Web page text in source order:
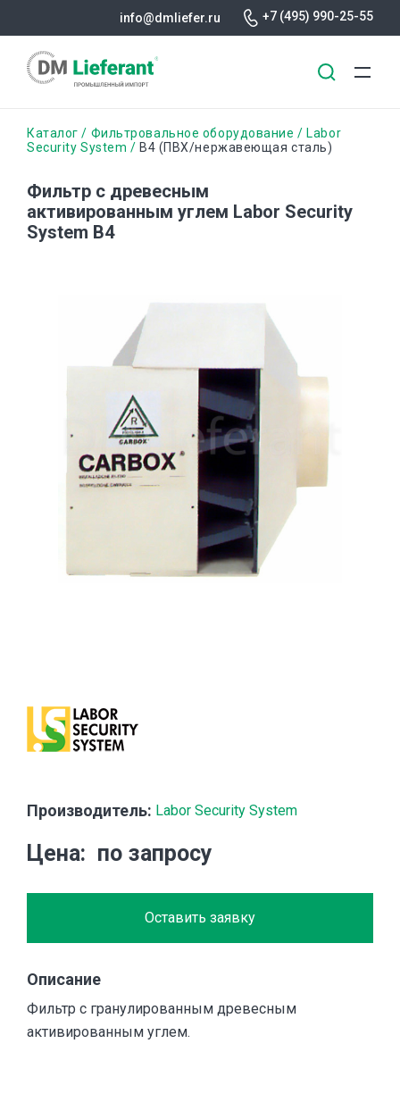
содержанию
info@dmliefer.ru +7 (495) 990-25-55
Строка
Каталог Фильтровальное оборудование
Labor
Security System
B4 (ПВХ/нержавеющая сталь)
Фильтр с древесным
активированным углем Labor Security
System B4
Производитель: Labor Security System
Цена по запросу
Оставить заявку
Описание
Фильтр с гранулированным древесным
активированным углем.